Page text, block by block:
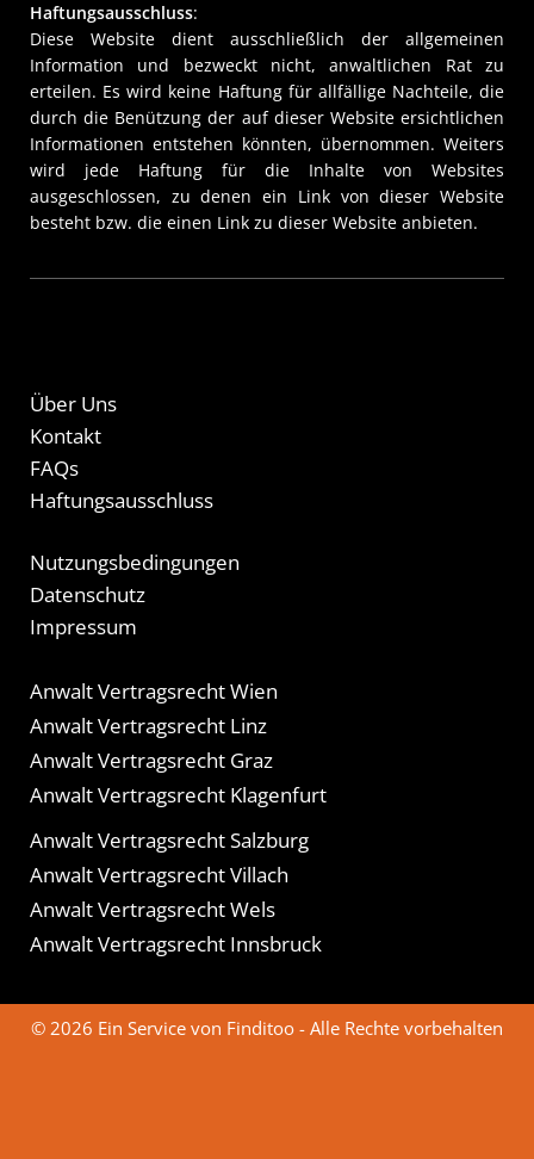
Haftungsausschluss:
Diese Website dient ausschließlich der allgemeinen
Information und bezweckt nicht, anwaltlichen Rat zu
erteilen. Es wird keine Haftung für allfällige Nachteile, die
durch die Benützung der auf dieser Website ersichtlichen
Informationen entstehen könnten, übernommen. Weiters
wird jede Haftung für die Inhalte von Websites
ausgeschlossen, zu denen ein Link von dieser Website
besteht bzw. die einen Link zu dieser Website anbieten.
Über Uns
Kontakt
FAQs
Haftungsausschluss
Nutzungsbedingungen
Datenschutz
Impressum
Anwalt Vertragsrecht Wien
Anwalt Vertragsrecht Linz
Anwalt Vertragsrecht Graz
Anwalt Vertragsrecht Klagenfurt
Anwalt Vertragsrecht Salzburg
Anwalt Vertragsrecht Villach
Anwalt Vertragsrecht Wels
Anwalt Vertragsrecht Innsbruck
© 2026 Ein Service von Finditoo - Alle Rechte vorbehalten